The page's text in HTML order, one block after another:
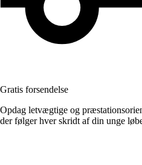
Gratis forsendelse
Opdag letvægtige og
der følger hver skridt af din unge